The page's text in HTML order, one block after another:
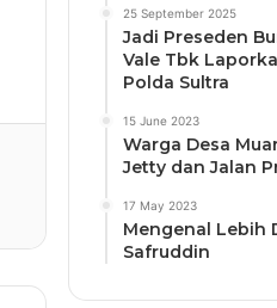
25 September 2025
Jadi Preseden
Vale Tbk
Polda Sultra
15 June 2023
Warga Desa
Jetty dan Jalan
17 May 2023
Mengenal Lebih
Safruddin